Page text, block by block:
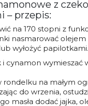
z
– przepis:
na 170 stopni z
nasmarować
wyłożyć papilotkami.
i cynamon wymieszać
rondelku na małym
do wrzenia,
masła dodać jajka,